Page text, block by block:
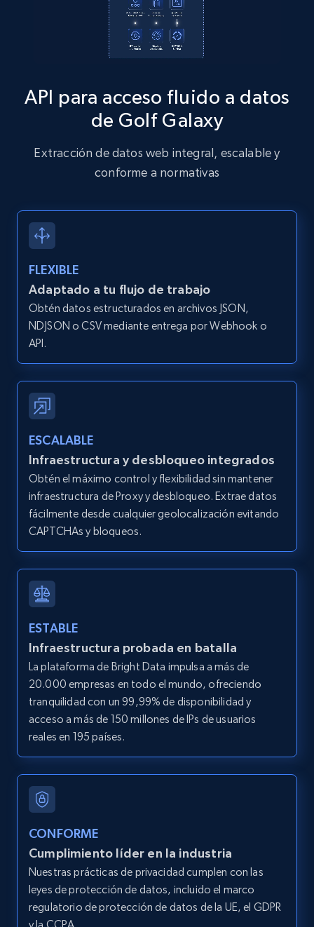
Zillow properties listing information
IsListingClaimedByCurrentSignedInUser,
IsCurrentSignedInAgentResponsible, Bedrooms,
1.3K+ Prueba gratuita
Zillow properties listing information -
type and status
Zpid, City, State, HomeStatus, Address,
IsListingClaimedByCurrentSignedInUser,
IsCurrentSignedInAgentResponsible, Bedrooms,
and more.
Zillow properties listing information -
Search by parameters on zillow and use the
direct link as input
Zpid, City, State, HomeStatus, Address,
IsListingClaimedByCurrentSignedInUser,
IsCurrentSignedInAgentResponsible, Bedrooms,
and more.
12K+
LinkedIn posts
URL, ID, User id, Use url, Title, Headline, Post
text, Date posted, and more.
11.3K+
LinkedIn posts - Discover user's articles by
URL
URL, ID, User id, Use url, Title, Headline, Post
text, Date posted, and more.
11.3K+ 1.5K+ Prueba gratuita
API para acceso fluido a datos
de Golf Galaxy
Extracción de datos web integral, escalable y
conforme a normativas
FLEXIBLE
Adaptado a tu flujo de trabajo
Obtén datos estructurados en archivos JSON,
NDJSON o CSV mediante entrega por Webhook o
API.
ESCALABLE
Infraestructura y desbloqueo integrados
Obtén el máximo control y flexibilidad sin mantener
infraestructura de Proxy y desbloqueo. Extrae datos
fácilmente desde cualquier geolocalización evitando
CAPTCHAs y bloqueos.
ESTABLE
Infraestructura probada en batalla
La plataforma de Bright Data impulsa a más de
20.000 empresas en todo el mundo, ofreciendo
tranquilidad con un 99,99% de disponibilidad y
acceso a más de 150 millones de IPs de usuarios
reales en 195 países.
CONFORME
Cumplimiento líder en la industria
Nuestras prácticas de privacidad cumplen con las
leyes de protección de datos, incluido el marco
regulatorio de protección de datos de la UE, el GDPR